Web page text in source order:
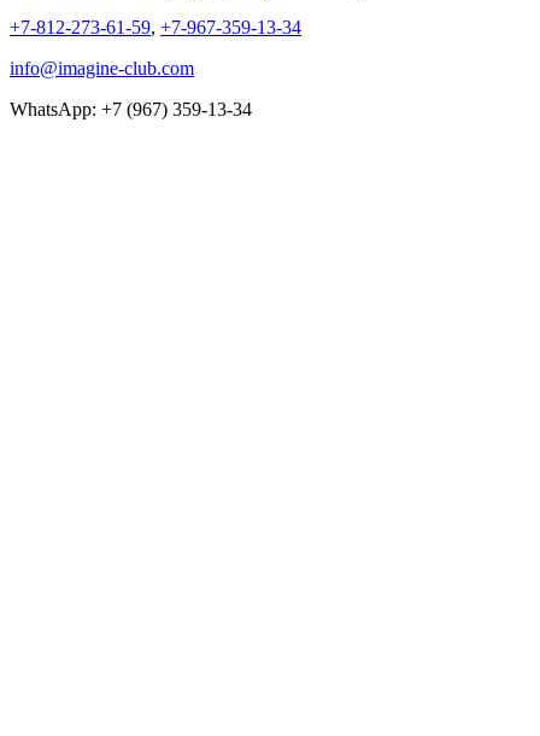
+7-812-273-61-59, +7-967-359-13-34
info@imagine-club.com
WhatsApp: +7 (967) 359-13-34